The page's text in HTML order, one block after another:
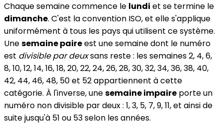
Chaque semaine commence le lundi et se termine le
dimanche. C'est la convention ISO, et elle s'applique
uniformément à tous les pays qui utilisent ce système.
Unesemaine paireest une semaine dont le numéro
est divisible par deuxsans reste : les semaines 2, 4, 6,
8, 10, 12, 14, 16, 18, 20, 22, 24, 26, 28, 30, 32, 34, 36, 38, 40,
42, 44, 46, 48, 50 et 52 appartiennent à cette
catégorie. À l'inverse, unesemaine impaire porte un
numéro non divisible par deux : 1, 3, 5, 7, 9, 11, et ainsi de
suite jusqu'à 51 ou 53 selon les années.